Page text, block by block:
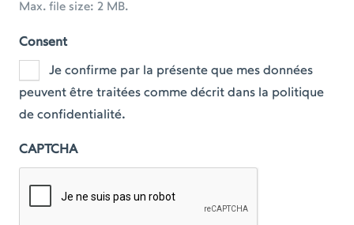
Max. file size: 2 MB.
Consent
Je confirme par la présente que mes données
peuvent être traitées comme décrit dans la politique
de confidentialité.
CAPTCHA